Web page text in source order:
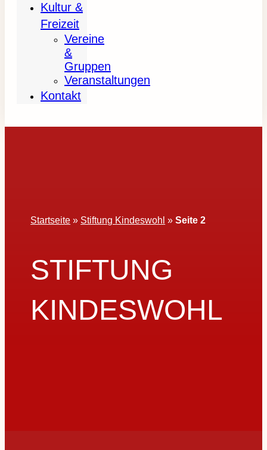
Kultur &
Freizeit
Vereine
&
Gruppen
Veranstaltungen
Kontakt
Startseite » Stiftung Kindeswohl »Seite 2
STIFTUNG
KINDESWOHL